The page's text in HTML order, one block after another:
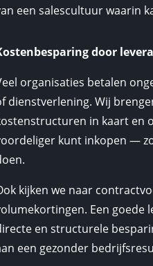
een salescultuur waarin
door
organisaties betalen
dienstverlening. Wij
in kaart en
kunt inkopen —
kijken we naar
Een goede
en structurele
een gezonder